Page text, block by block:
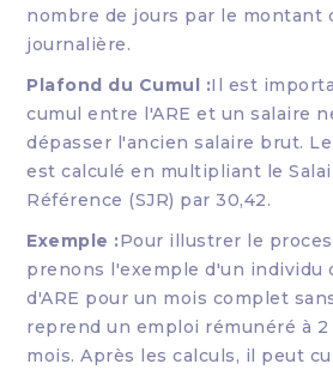
nombre de jours par le montant
journalière.
Plafond du Cumul :Il est
cumul entre l'ARE et un salaire
dépasser l'ancien salaire brut.
est calculé en multipliant le
Référence (SJR) par 30,42.
Exemple :Pour illustrer le
prenons l'exemple d'un individu
d'ARE pour un mois complet
reprend un emploi rémunéré à
mois. Après les calculs, il peut